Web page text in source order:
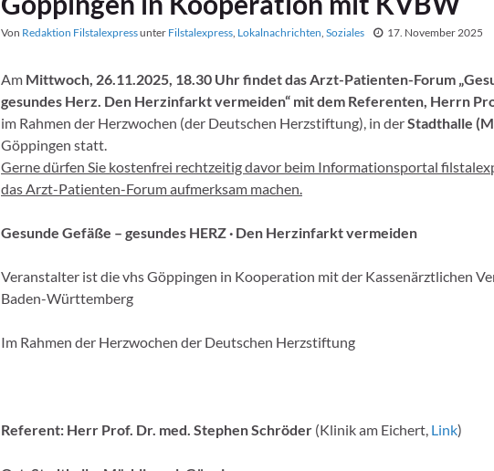
Von Redaktion Filstalexpressunter Filstalexpress, Lokalnachrichten, Soziales 17. November 2025
Am Mittwoch, 26.11.2025, 18.30 Uhr findet das Arzt-Patienten-Forum
gesundes Herz. Den Herzinfarkt vermeiden“ mit dem Referenten, Herrn
im Rahmen der Herzwochen (der Deutschen Herzstiftung), in derStadthalle
Göppingen statt.
Gerne dürfen Sie kostenfrei rechtzeitig davor beim Informationsportal
das Arzt-Patienten-Forum aufmerksam machen.
Gesunde Gefäße – gesundes HERZ · Den Herzinfarkt vermeiden
Veranstalter ist die vhs Göppingen in Kooperation mit der Kassenärztlichen
Baden-Württemberg
Im Rahmen der Herzwochen der Deutschen Herzstiftung
Referent: Herr Prof. Dr. med. Stephen Schröder (Klinik am Eichert, Link)